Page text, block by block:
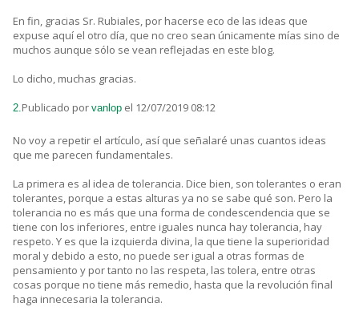
En fin, gracias Sr. Rubiales, por hacerse eco de las ideas que
expuse aquí el otro día, que no creo sean únicamente mías sino de
muchos aunque sólo se vean reflejadas en este blog.
Lo dicho, muchas gracias.
2. Publicado por vanlop el 12/07/2019 08:12
No voy a repetir el artículo, así que señalaré unas cuantos ideas
que me parecen fundamentales.
La primera es al idea de tolerancia. Dice bien, son tolerantes o eran
tolerantes, porque a estas alturas ya no se sabe qué son. Pero la
tolerancia no es más que una forma de condescendencia que se
tiene con los inferiores, entre iguales nunca hay tolerancia, hay
respeto. Y es que la izquierda divina, la que tiene la superioridad
moral y debido a esto, no puede ser igual a otras formas de
pensamiento y por tanto no las respeta, las tolera, entre otras
cosas porque no tiene más remedio, hasta que la revolución final
haga innecesaria la tolerancia.